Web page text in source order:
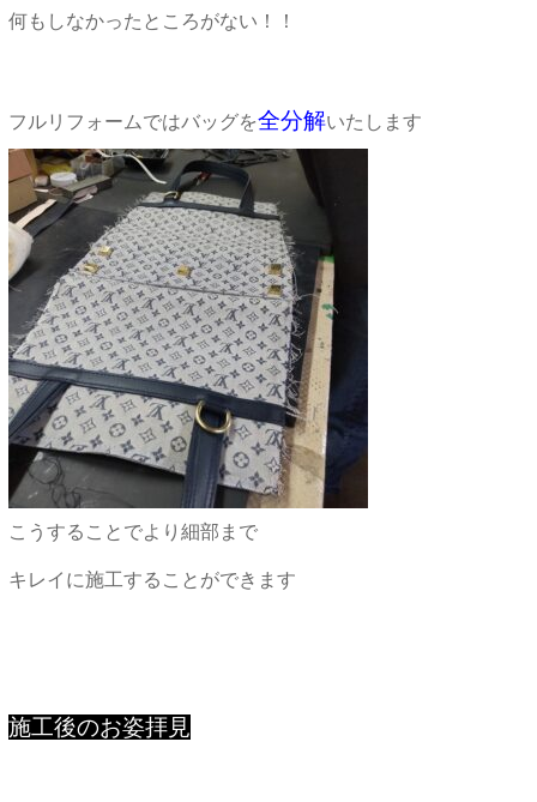
何もしなかったところがない！！
フルリフォームではバッグを全分解いたします
こうすることでより細部まで
キレイに施工することができます
施工後のお姿拝見